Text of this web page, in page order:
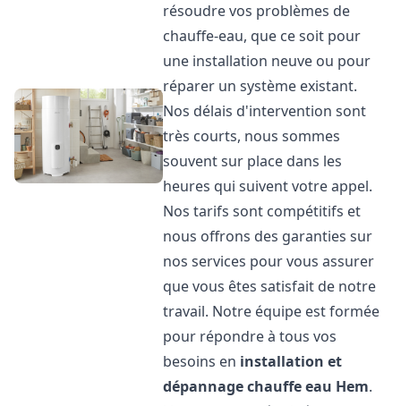
résoudre vos problèmes de
chauffe-eau, que ce soit pour
une installation neuve ou pour
réparer un système existant.
Nos délais d'intervention sont
très courts, nous sommes
souvent sur place dans les
heures qui suivent votre appel.
Nos tarifs sont compétitifs et
nous offrons des garanties sur
nos services pour vous assurer
que vous êtes satisfait de notre
travail. Notre équipe est formée
pour répondre à tous vos
besoins en installation et
dépannage chauffe eau Hem.